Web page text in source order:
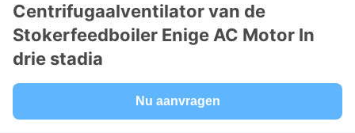
Centrifugaalventilator van de
Stokerfeedboiler Enige AC Motor In
drie stadia
Nu aanvragen